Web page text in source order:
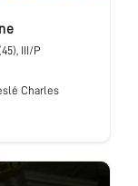
III/P
Charles